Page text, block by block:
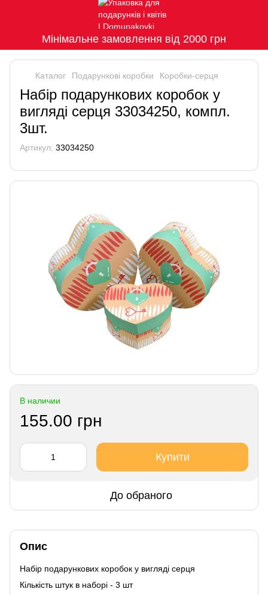
Мінімальне замовлення від 2000 грн
Каталог Подарункові коробки Коробки-серця
Набір подарункових коробок у
вигляді серця 33034250, компл.
3шт.
Артикул: 33034250
В наличии
155.00 грн
Купити
До обраного
Опис
Набір подарункових коробок у вигляді серця
Кількість штук в наборі - 3 шт